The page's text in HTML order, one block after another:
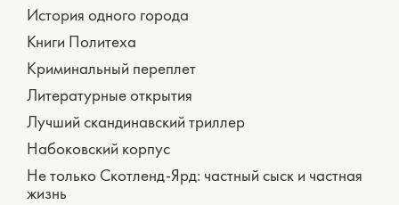
История одного города
Книги Политеха
Криминальный переплет
Литературные открытия
Лучший скандинавский триллер
Набоковский корпус
Не только Скотленд-Ярд: частный сыск и частная
жизнь